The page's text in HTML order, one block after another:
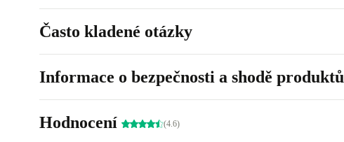
Často kladené otázky
Informace o bezpečnosti a shodě produktů
Hodnocení (4.6)